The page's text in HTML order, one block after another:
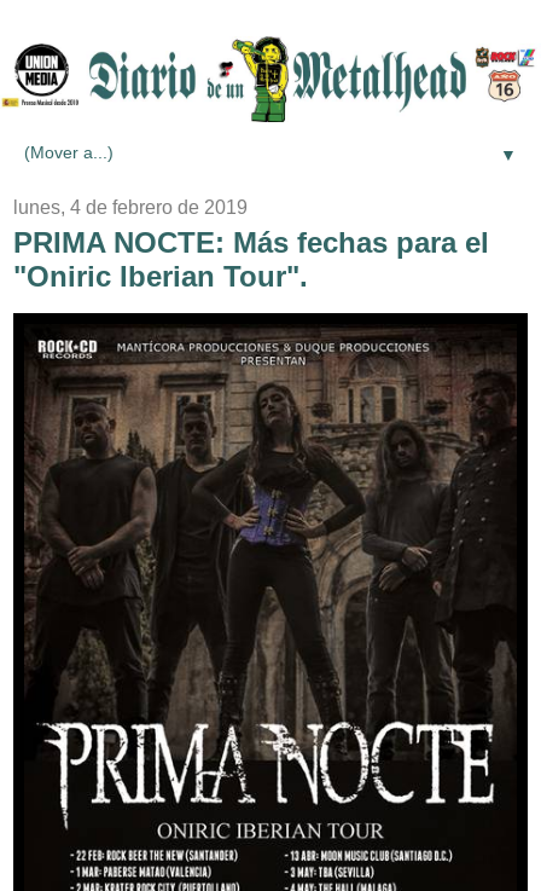
▼
lunes, 4 de febrero de 2019
PRIMA NOCTE: Más fechas para el
"Oniric Iberian Tour".